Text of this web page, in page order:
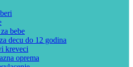
bebe
decu do 12 godina
kreveci
oprema